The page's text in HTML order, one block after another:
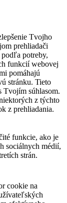
Tvojho
prehliadači
potreby,
funkcií webovej
pomáhajú
stránku. Tieto
Tvojím súhlasom.
z týchto
z prehliadania.
funkcie, ako je
sociálnych médií,
strán.
cookie na